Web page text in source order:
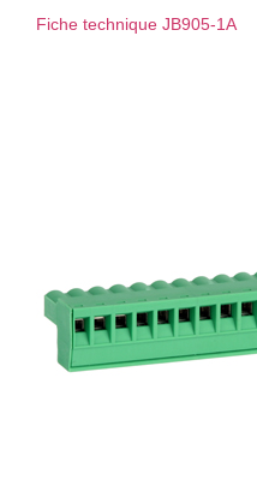
Fiche technique JB905-1A